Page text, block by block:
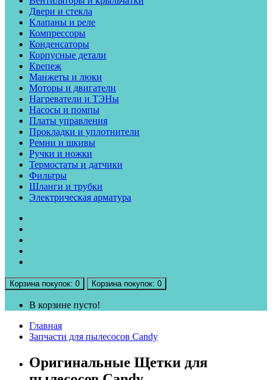
Двери и стекла
Клапаны и реле
Компрессоры
Конденсаторы
Корпусные детали
Крепеж
Манжеты и люки
Моторы и двигатели
Нагреватели и ТЭНы
Насосы и помпы
Платы управления
Прокладки и уплотнители
Ремни и шкивы
Ручки и ножки
Термостаты и датчики
Фильтры
Шланги и трубки
Электрическая арматура
Корзинапокупок: 0 Корзинапокупок: 0
В корзине пусто!
Главная
Запчасти для пылесосов Candy
Оригинальные Щетки для